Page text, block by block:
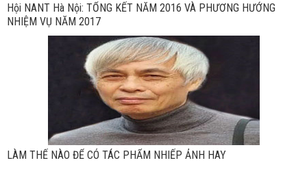
Hội NANT Hà Nội: TỔNG KẾT NĂM 2016 VÀ PHƯƠNG HƯỚNG
NHIỆM VỤ NĂM 2017
LÀM THẾ NÀO ĐỂ CÓ TÁC PHẨM NHIẾP ẢNH HAY